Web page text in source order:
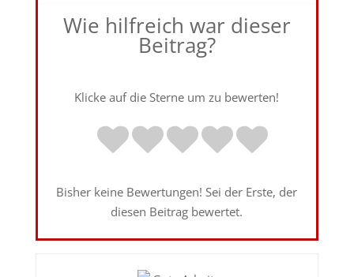
Wie hilfreich war dieser
Beitrag?
Klicke auf die Sterne um zu bewerten!
Bisher keine Bewertungen! Sei der Erste, der
diesen Beitrag bewertet.